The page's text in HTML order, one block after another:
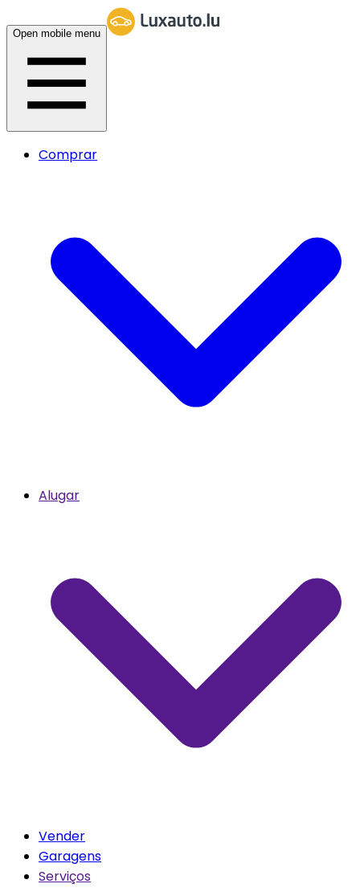
Open mobile menu
Comprar
Alugar
Vender
Garagens
Serviços